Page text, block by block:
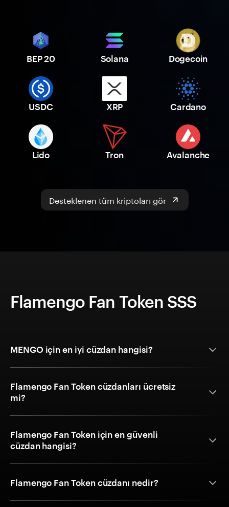
BEP 20 Solana Dogecoin
USDC XRP Cardano
Lido Tron Avalanche
Desteklenen tüm kriptoları gör
Flamengo Fan Token SSS
MENGO için en iyi cüzdan hangisi?
Flamengo Fan Token cüzdanları ücretsiz
mi?
Flamengo Fan Token için en güvenli
cüzdan hangisi?
Flamengo Fan Token cüzdanı nedir?